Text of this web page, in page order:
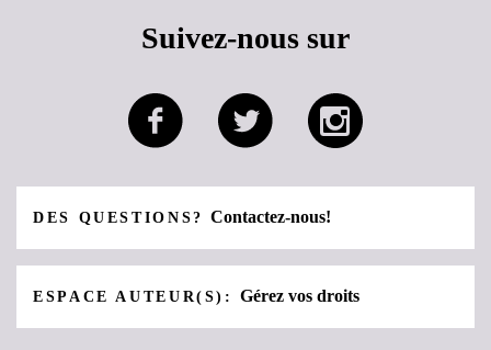
Suivez-nous sur
DES QUESTIONS?Contactez-nous!
ESPACE AUTEUR(S):Gérez vos droits